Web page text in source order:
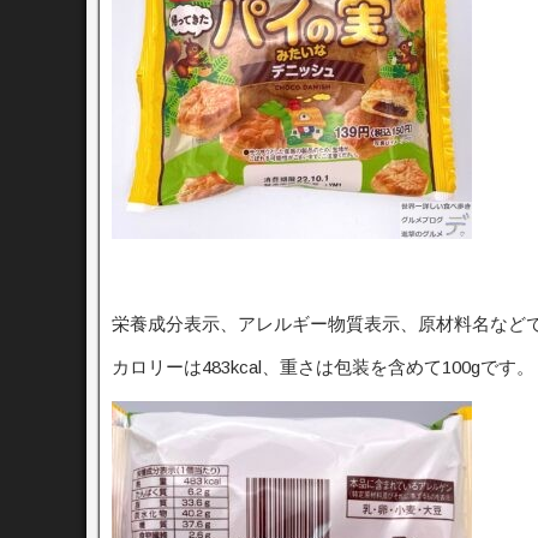
栄養成分表示、アレルギー物質表示、原材料名など
カロリーは483kcal、重さは包装を含めて100gです。